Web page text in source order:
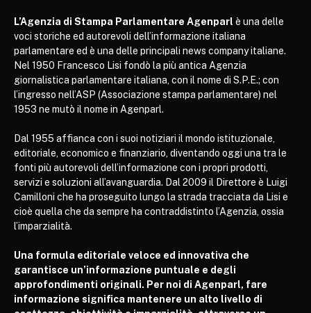
L’Agenzia di Stampa Parlamentare Agenparl è una delle
voci storiche ed autorevoli dell’informazione italiana
parlamentare ed è una delle principali news company italiane.
Nel 1950 Francesco Lisi fondò la più antica Agenzia
giornalistica parlamentare italiana, con il nome di S.P.E.; con
l’ingresso nell’ASP (Associazione stampa parlamentare) nel
1953 ne mutò il nome in Agenparl.
Dal 1955 affianca con i suoi notiziari il mondo istituzionale,
editoriale, economico e finanziario, diventando oggi una tra le
fonti più autorevoli dell’informazione con i propri prodotti,
servizi e soluzioni all’avanguardia. Dal 2009 il Direttore è Luigi
Camilloni che ha proseguito lungo la strada tracciata da Lisi e
cioè quella che da sempre ha contraddistinto l’Agenzia, ossia
l’imparzialità.
Una formula editoriale veloce ed innovativa che
garantisce un’informazione puntuale e degli
approfondimenti originali. Per noi di Agenparl, fare
informazione significa mantenere un alto livello di